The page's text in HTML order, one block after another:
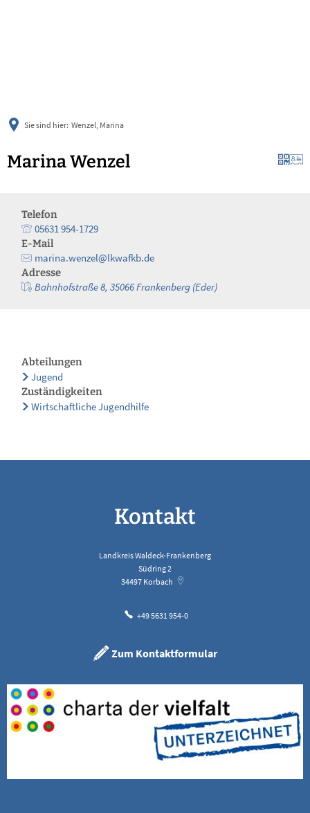
Sie sind hier: Wenzel, Marina
Marina Wenzel
Telefon
05631 954-1729
E-Mail
marina.wenzel@lkwafkb.de
Adresse
Bahnhofstraße 8, 35066 Frankenberg (Eder)
Abteilungen
Jugend
Zuständigkeiten
Wirtschaftliche Jugendhilfe
Kontakt
Landkreis Waldeck-Frankenberg
Südring 2
34497 Korbach
+49 5631 954-0
Zum Kontaktformular